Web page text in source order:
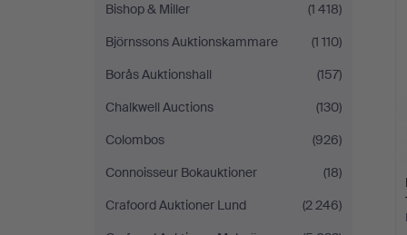
Bishop & Miller
(1 418)
Björnssons Auktionskammare
(1 110)
Borås Auktionshall
(157)
Chalkwell Auctions
(130)
Colombos
(926)
Connoisseur Bokauktioner
(18)
Crafoord Auktioner Lund
(2 246)